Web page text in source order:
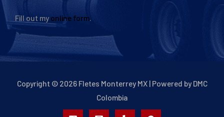
Fill out my online form.
Copyright © 2026 Fletes Monterrey MX | Powered by DMC
Colombia